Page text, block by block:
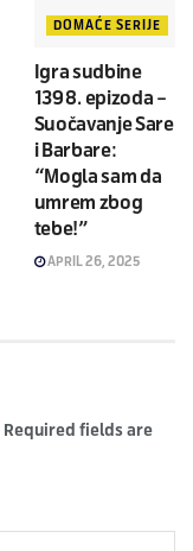
DOMAĆE SERIJE
Igra sudbine
1398. epizoda –
Suočavanje Sare
i Barbare:
“Mogla sam da
umrem zbog
tebe!”
APRIL 26, 2025
Required fields are